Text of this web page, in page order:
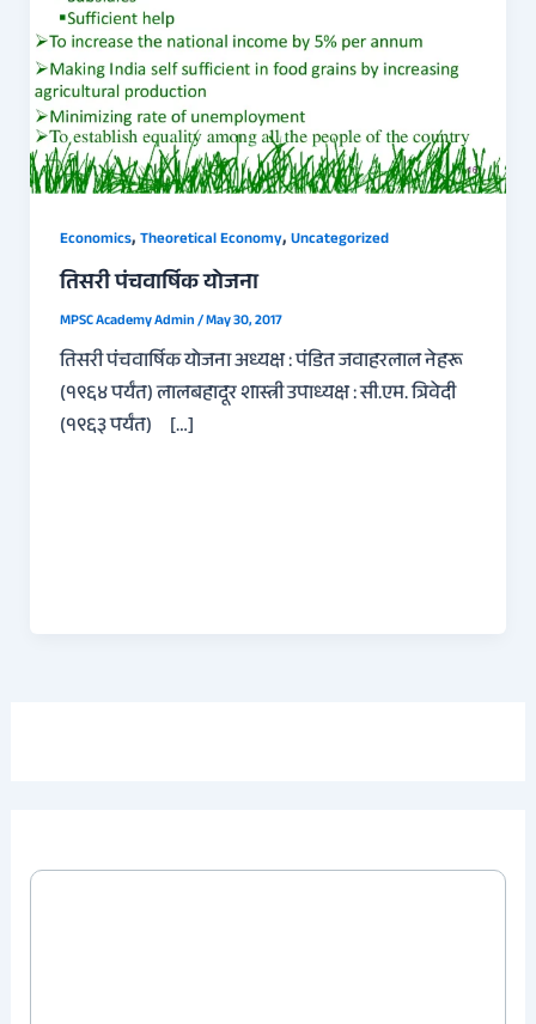
Economics,Theoretical Economy,Uncategorized
तिसरी पंचवार्षिक योजना
MPSC Academy Admin/May 30, 2017
तिसरी पंचवार्षिक योजना अध्यक्ष : पंडित जवाहरलाल नेहरू
(१९६४ पर्यंत) लालबहादूर शास्त्री उपाध्यक्ष : सी.एम. त्रिवेदी
(१९६३ पर्यंत) […]